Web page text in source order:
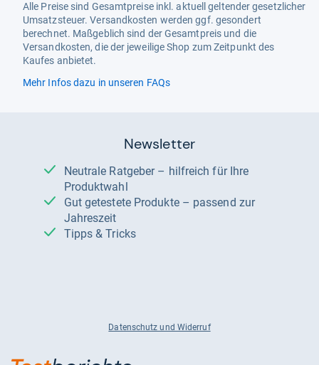
Alle Preise sind Gesamtpreise inkl. aktuell geltender gesetzlicher
Umsatzsteuer. Versandkosten werden ggf. gesondert
berechnet. Maßgeblich sind der Gesamtpreis und die
Versandkosten, die der jeweilige Shop zum Zeitpunkt des
Kaufes anbietet.
Mehr Infos dazu in unseren FAQs
Newsletter
Neutrale Ratgeber – hilfreich für Ihre
Produktwahl
Gut getestete Produkte – passend zur
Jahreszeit
Tipps & Tricks
Datenschutz und Widerruf